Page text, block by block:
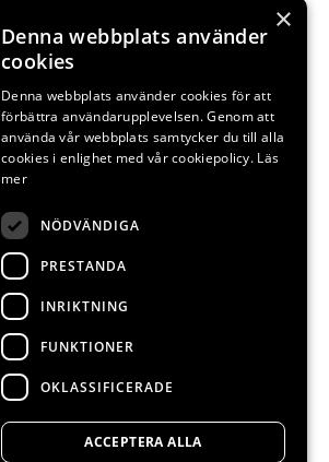
×
Denna webbplats använder
cookies
Denna webbplats använder cookies för att
förbättra användarupplevelsen. Genom att
använda vår webbplats samtycker du till alla
cookies i enlighet med vår cookiepolicy. Läs
mer
NÖDVÄNDIGA
PRESTANDA
INRIKTNING
FUNKTIONER
OKLASSIFICERADE
ACCEPTERA ALLA